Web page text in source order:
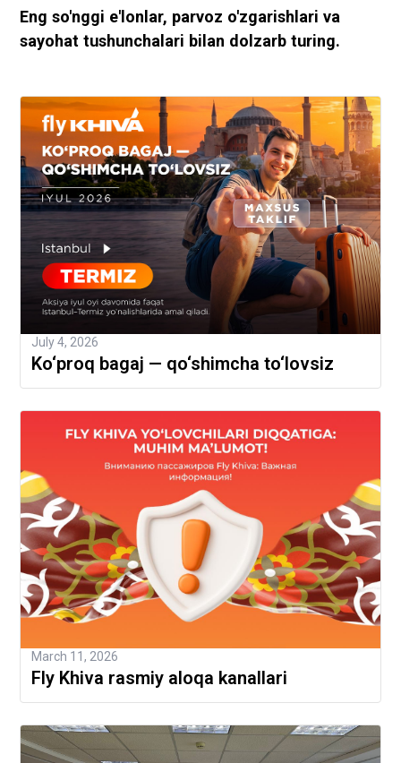
Eng so'nggi e'lonlar, parvoz o'zgarishlari va
sayohat tushunchalari bilan dolzarb turing.
July 4, 2026
Ko‘proq bagaj — qo‘shimcha to‘lovsiz
March 11, 2026
Fly Khiva rasmiy aloqa kanallari